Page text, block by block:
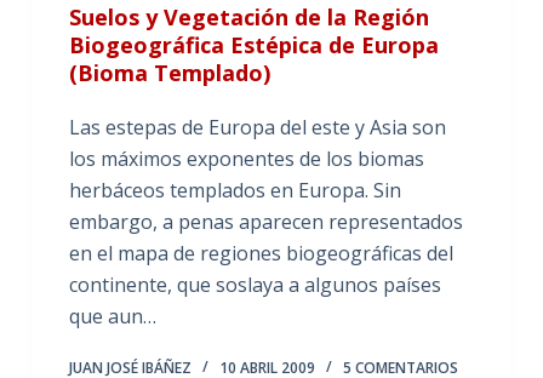
Suelos y Vegetación de la Región
Biogeográfica Estépica de Europa
(Bioma Templado)
Las estepas de Europa del este y Asia son
los máximos exponentes de los biomas
herbáceos templados en Europa. Sin
embargo, a penas aparecen representados
en el mapa de regiones biogeográficas del
continente, que soslaya a algunos países
que aun…
JUAN JOSÉ IBÁÑEZ 10 ABRIL 2009 5 COMENTARIOS